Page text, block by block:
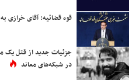
قوه قضائیه: آقای خرازی
جزئیات جدید از قتل یک
در شبکه‌های معاند